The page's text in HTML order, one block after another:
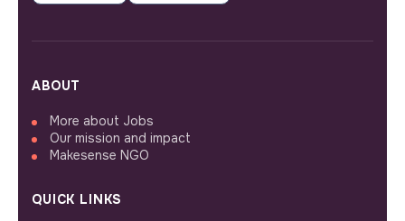
ABOUT
More about Jobs
Our mission and impact
Makesense NGO
QUICK LINKS